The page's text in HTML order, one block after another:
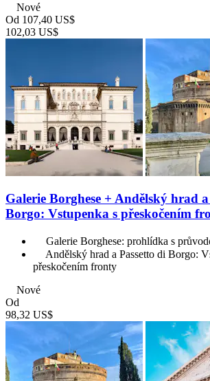
Nové
Od 107,40 US$
102,03 US$
Galerie Borghese + Andělský hrad
Borgo: Vstupenka s přeskočením
Galerie Borghese: prohlídka s
Andělský hrad a Passetto di Borgo:
přeskočením fronty
Nové
Od
98,32 US$